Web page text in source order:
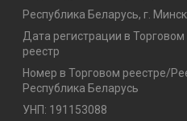
Республика Беларусь, г.
Дата регистрации в
реестр
Номер в Торговом реестре/
Республика Беларусь
УНП: 191153088